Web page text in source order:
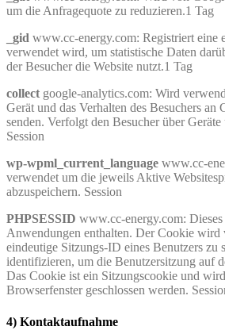
um die Anfragequote zu reduzieren.1 Tag
_gid www.cc-energy.com: Registriert eine
verwendet wird, um statistische Daten
der Besucher die Website nutzt.1 Tag
collect google-analytics.com: Wird
Gerät und das Verhalten des Besuchers an
senden. Verfolgt den Besucher über
Session
wp-wpml_current_language www.cc-
verwendet um die jeweils Aktive
abzuspeichern. Session
PHPSESSID www.cc-energy.com:
Anwendungen enthalten. Der Cookie wird
eindeutige Sitzungs-ID eines Benutzers zu
identifizieren, um die Benutzersitzung auf
Das Cookie ist ein Sitzungscookie und
Browserfenster geschlossen werden.
4) Kontaktaufnahme